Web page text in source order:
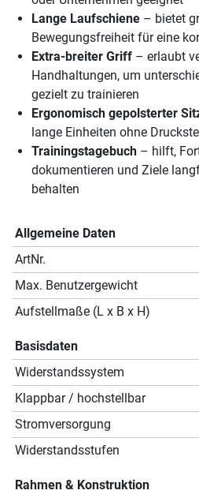
Lange Laufschiene – bietet
Bewegungsfreiheit für eine
Extra-breiter Griff – erlaubt
Handhaltungen, um
gezielt zu trainieren
Ergonomisch gepolsterter
lange Einheiten ohne
Trainingstagebuch – hilft,
dokumentieren und Ziele
behalten
Allgemeine Daten
ArtNr.
Max. Benutzergewicht
Aufstellmaße (L x B x H)
Basisdaten
Widerstandssystem
Klappbar / hochstellbar
Stromversorgung
Widerstandsstufen
Rahmen & Konstruktion